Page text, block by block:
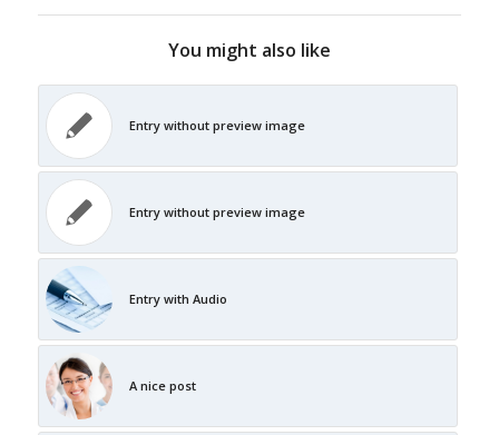
You might also like
Entry without preview image
Entry without preview image
Entry with Audio
A nice post